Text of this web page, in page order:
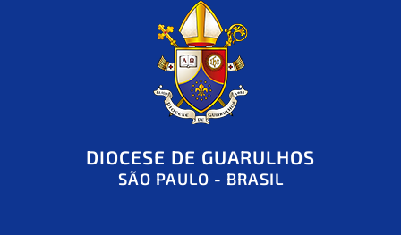
DIOCESE DE GUARULHOS
SÃO PAULO - BRASIL